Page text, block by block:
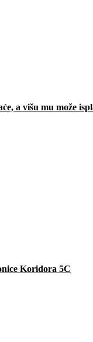
a višu mu može
Koridora 5C